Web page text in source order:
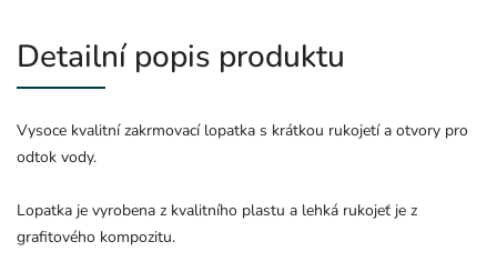
Detailní popis produktu
Vysoce kvalitní zakrmovací lopatka s krátkou rukojetí a otvory pro
odtok vody.
Lopatka je vyrobena z kvalitního plastu a lehká rukojeť je z
grafitového kompozitu.